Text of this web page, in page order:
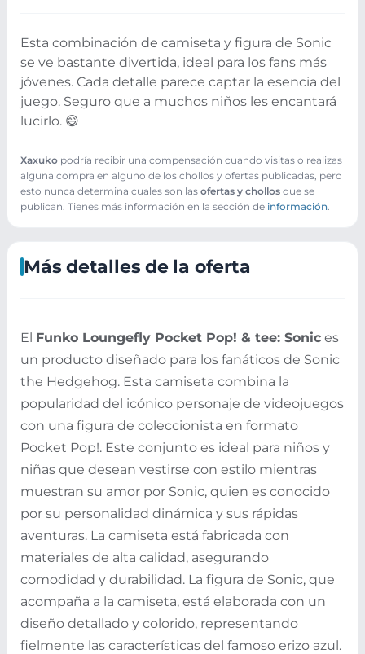
Esta combinación de camiseta y figura de Sonic
se ve bastante divertida, ideal para los fans más
jóvenes. Cada detalle parece captar la esencia del
juego. Seguro que a muchos niños les encantará
lucirlo. 😄
Xaxuko podría recibir una compensación cuando visitas o realizas
alguna compra en alguno de los chollos y ofertas publicadas, pero
esto nunca determina cuales son las ofertas y chollos que se
publican. Tienes más información en la sección de información.
Más detalles de la oferta
El Funko Loungefly Pocket Pop! & tee: Sonic es
un producto diseñado para los fanáticos de Sonic
the Hedgehog. Esta camiseta combina la
popularidad del icónico personaje de videojuegos
con una figura de coleccionista en formato
Pocket Pop!. Este conjunto es ideal para niños y
niñas que desean vestirse con estilo mientras
muestran su amor por Sonic, quien es conocido
por su personalidad dinámica y sus rápidas
aventuras. La camiseta está fabricada con
materiales de alta calidad, asegurando
comodidad y durabilidad. La figura de Sonic, que
acompaña a la camiseta, está elaborada con un
diseño detallado y colorido, representando
fielmente las características del famoso erizo azul.